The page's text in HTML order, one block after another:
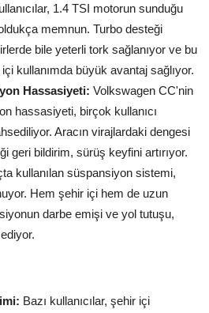
1.4 TSI motorun sunduğu
memnun. Turbo desteği
bile yeterli tork sağlanıyor ve bu
kullanımda büyük avantaj sağlıyor.
Hassasiyeti: Volkswagen CC'nin
hassasiyeti, birçok kullanıcı
Aracın virajlardaki dengesi
geri bildirim, sürüş keyfini artırıyor.
kullanılan süspansiyon sistemi,
Hem şehir içi hem de uzun
darbe emişi ve yol tutuşu,
Bazı kullanıcılar, şehir içi